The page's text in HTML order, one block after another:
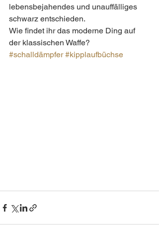
lebensbejahendes und unauffälliges
schwarz entschieden.
Wie findet ihr das moderne Ding auf
der klassischen Waffe?
#schalldämpfer #kipplaufbüchse